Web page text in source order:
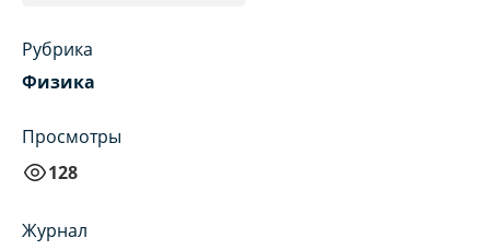
Рубрика
Физика
Просмотры
128
Журнал